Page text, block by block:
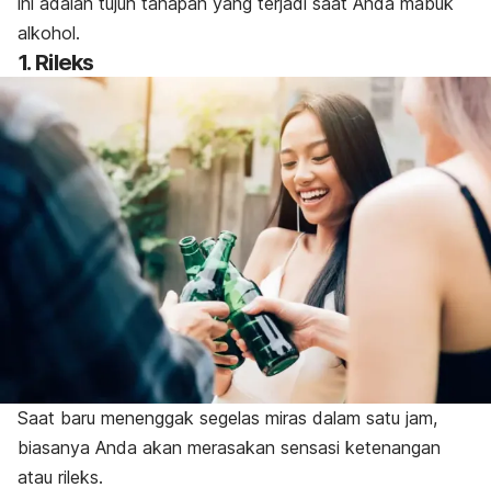
alkohol.
1. Rileks
Saat baru menenggak segelas miras dalam satu jam,
biasanya Anda akan merasakan sensasi ketenangan
atau rileks.